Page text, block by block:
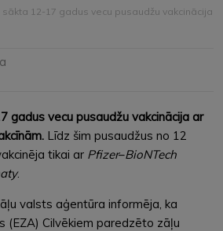
sākta 12-17 gadus vecu pusaudžu vakcinācija
gadus vecu pusaudžu vakcinācija ar
Līdz šim pusaudžus no 12
tikai ar Pfizer–BioNTech
.
valsts aģentūra informēja, ka
(EZA) Cilvēkiem paredzēto zāļu